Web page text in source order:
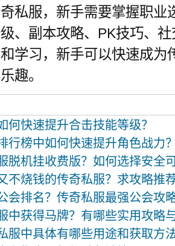
私服，新手需要掌握职业
、副本攻略、PK技巧、
学习，新手可以快速成为
趣。
何快速提升合击技能等级？
行榜中如何快速提升角色战力
脱机挂收费版？如何选择安全
不烧钱的传奇私服？求攻略推
会排名？传奇私服最强公会攻
中获得马牌？有哪些实用攻略
服中具体有哪些用途和获取方